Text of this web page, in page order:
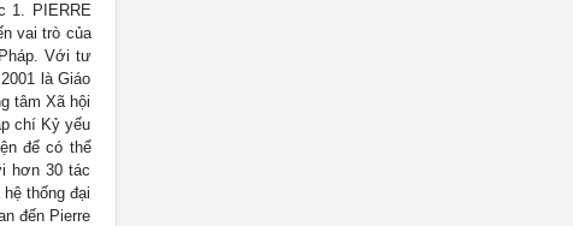
1. PIERRE
vai trò của
Với tư
là Giáo
tâm Xã hội
chí Kỷ yếu
để có thể
hơn 30 tác
thống đại
đến Pierre